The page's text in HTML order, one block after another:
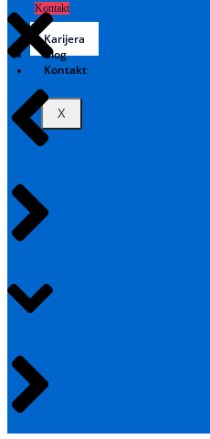
Kontakt
O nama
Karijera
Blog
Kontakt
X